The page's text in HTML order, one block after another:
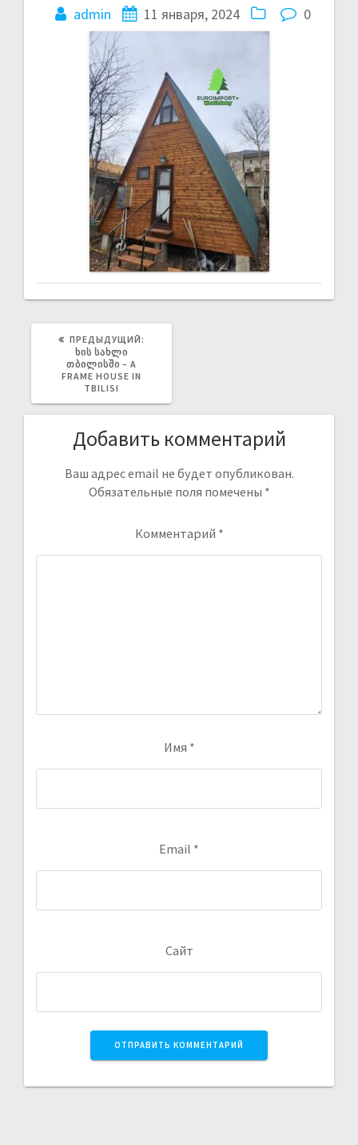
admin 11 января, 2024 0
ПРЕДЫДУЩИЙ:
ᲮᲘᲡ ᲡᲐᲮᲚᲘ
ᲗᲑᲘᲚᲘᲡᲨᲘ – A
FRAME HOUSE IN
TBILISI
Добавить комментарий
Ваш адрес email не будет опубликован.
Обязательные поля помечены *
Комментарий *
Имя *
Email *
Сайт